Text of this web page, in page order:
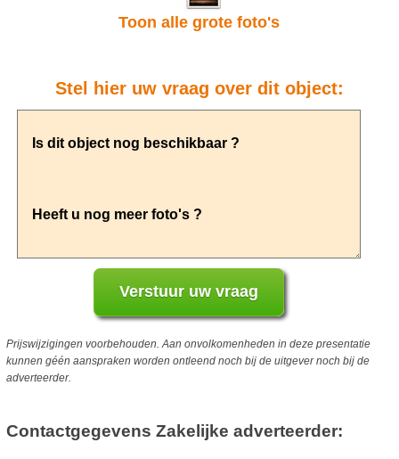
Toon alle grote foto's
Stel hier uw vraag over dit object:
Prijswijzigingen voorbehouden. Aan onvolkomenheden in deze presentatie
kunnen géén aanspraken worden ontleend noch bij de uitgever noch bij de
adverteerder.
Contactgegevens Zakelijke adverteerder: